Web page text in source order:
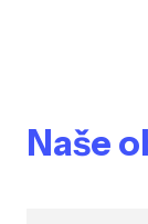
Naše